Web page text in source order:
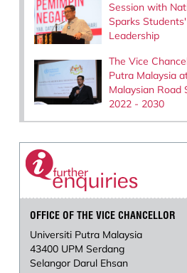
Session with
Sparks
Leadership
The Vice
Putra Malaysia
Malaysian Road
2022 - 2030
OFFICE OF THE VICE CHANCELLOR
Universiti Putra Malaysia
43400 UPM Serdang
Selangor Darul Ehsan